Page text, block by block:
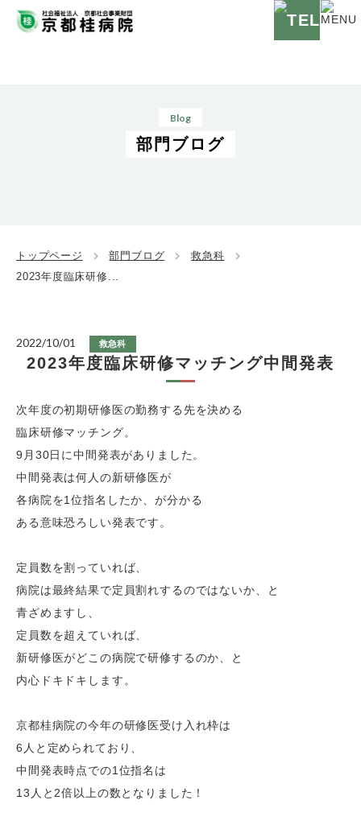
Blog
部門ブログ
トップページ 部門ブログ
救急科
2023年度臨床研修...
2022/10/01 救急科
2023年度臨床研修マッチング中間発表
次年度の初期研修医の勤務する先を決める
臨床研修マッチング。
9月 30日に中間発表がありました。
中間発表は何人の新研修医が
各病院を1位指名したか、が分かる
ある意味恐ろしい発表です。
定員数を割っていれば、
病院は最終結果で定員割れするのではないか、と
青ざめますし、
定員数を超えていれば、
新研修医がどこの病院で研修するのか、と
内心ドキドキします。
京都桂病院の今年の研修医受け入れ枠は
6人と定められており、
中間発表時点での1 位指名は
13人と 2倍以上の数となりました！